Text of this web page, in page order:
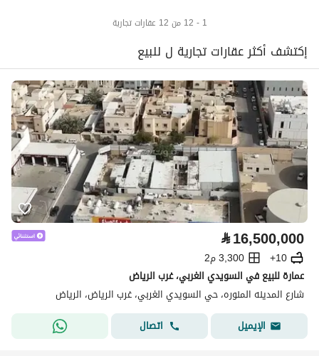
1 - 12 من 12 عقارات تجارية
إكتشف أكثر عقارات تجارية ل للبيع
⃁16,500,000
10+
3,300 م2
عمارة للبيع في السويدي الغربي، غرب الرياض
شارع المدينه المنوره، حي السويدي الغربي، غرب الرياض، الرياض
الإيميل
اتصال